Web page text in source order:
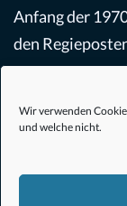
Wir verwenden
und welche nicht.
Anfang der
den
stammten…